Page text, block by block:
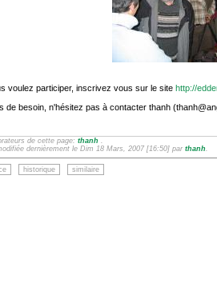
voulez participer, inscrivez vous sur le site http://
de besoin, n'hésitez pas à contacter thanh
de cette page: thanh .
dernièrement le Dim 18 Mars, 2007 [16:50] par thanh.
historique similaire